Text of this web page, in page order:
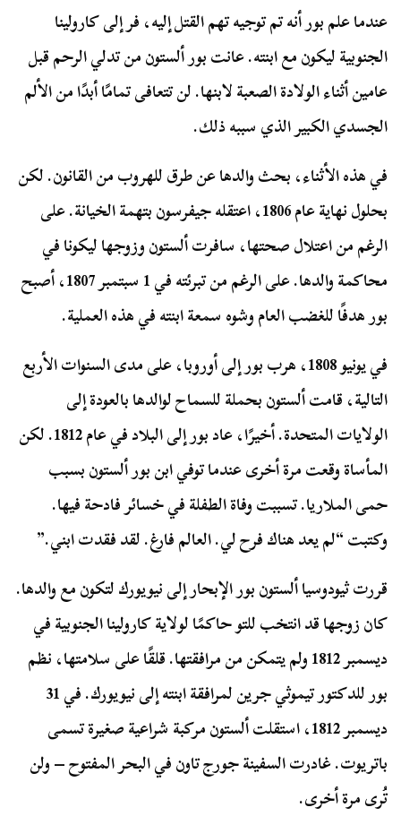
عندما علم بور أنه تم توجيه تهم القتل إليه، فر إلى كارولينا
الجنوبية ليكون مع ابنته. عانت بور ألستون من تدلي الرحم قبل
عامين أثناء الولادة الصعبة لابنها. لن تتعافى تمامًا أبدًا من الألم
الجسدي الكبير الذي سببه ذلك.
في هذه الأثناء، بحث والدها عن طرق للهروب من القانون. لكن
بحلول نهاية عام 1806، اعتقله جيفرسون بتهمة الخيانة. على
الرغم من اعتلال صحتها، سافرت ألستون وزوجها ليكونا في
محاكمة والدها. على الرغم من تبرئته في 1 سبتمبر 1807، أصبح
بور هدفًا للغضب العام وشوه سمعة ابنته في هذه العملية.
في يونيو 1808، هرب بور إلى أوروبا، على مدى السنوات الأربع
التالية، قامت ألستون بحملة للسماح لوالدها بالعودة إلى
الولايات المتحدة. أخيرًا، عاد بور إلى البلاد في عام 1812. لكن
المأساة وقعت مرة أخرى عندما توفي ابن بور ألستون بسبب
حمى الملاريا. تسببت وفاة الطفلة في خسائر فادحة فيها.
وكتبت “لم يعد هناك فرح لي. العالم فارغ. لقد فقدت ابني.”
قررت ثيودوسيا ألستون بور الإبحار إلى نيويورك لتكون مع والدها.
كان زوجها قد انتخب للتو حاكمًا لولاية كارولينا الجنوبية في
ديسمبر 1812 ولم يتمكن من مرافقتها. قلقًا على سلامتها، نظم
بور للدكتور تيموثي جرين لمرافقة ابنته إلى نيويورك. في 31
ديسمبر 1812، استقلت ألستون مركبة شراعية صغيرة تسمى
باتريوت. غادرت السفينة جورج تاون في البحر المفتوح – ولن
تُرى مرة أخرى.